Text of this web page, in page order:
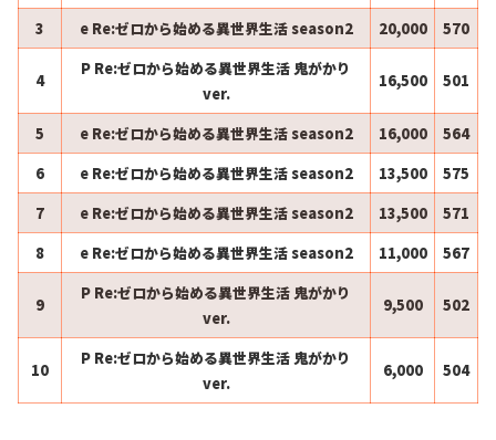
3
e Re:ゼロから始める異世界生活 season2 20,000 570
4
P Re:ゼロから始める異世界生活 鬼がかり
ver.
16,500 501
5 e Re:ゼロから始める異世界生活 season2 16,000
564
6
e Re:ゼロから始める異世界生活 season2 13,500
575
7
e Re:ゼロから始める異世界生活 season2 13,500
571
8
e Re:ゼロから始める異世界生活 season2 11,000 567
9
P Re:ゼロから始める異世界生活 鬼がかり
ver.
9,500 502
10
P Re:ゼロから始める異世界生活 鬼がかり
ver.
6,000 504